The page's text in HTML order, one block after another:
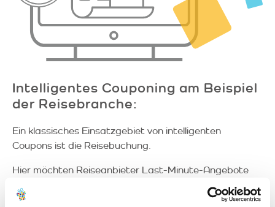
Intelligentes Couponing am Beispiel
der Reisebranche:
Ein klassisches Einsatzgebiet von intelligenten
Coupons ist die Reisebuchung.
Hier möchten Reiseanbieter Last-Minute-Angebote
gezielt bewerben, Leerstände in der Nebensaison
füllen oder gute eigene Konditionen für einen Flug